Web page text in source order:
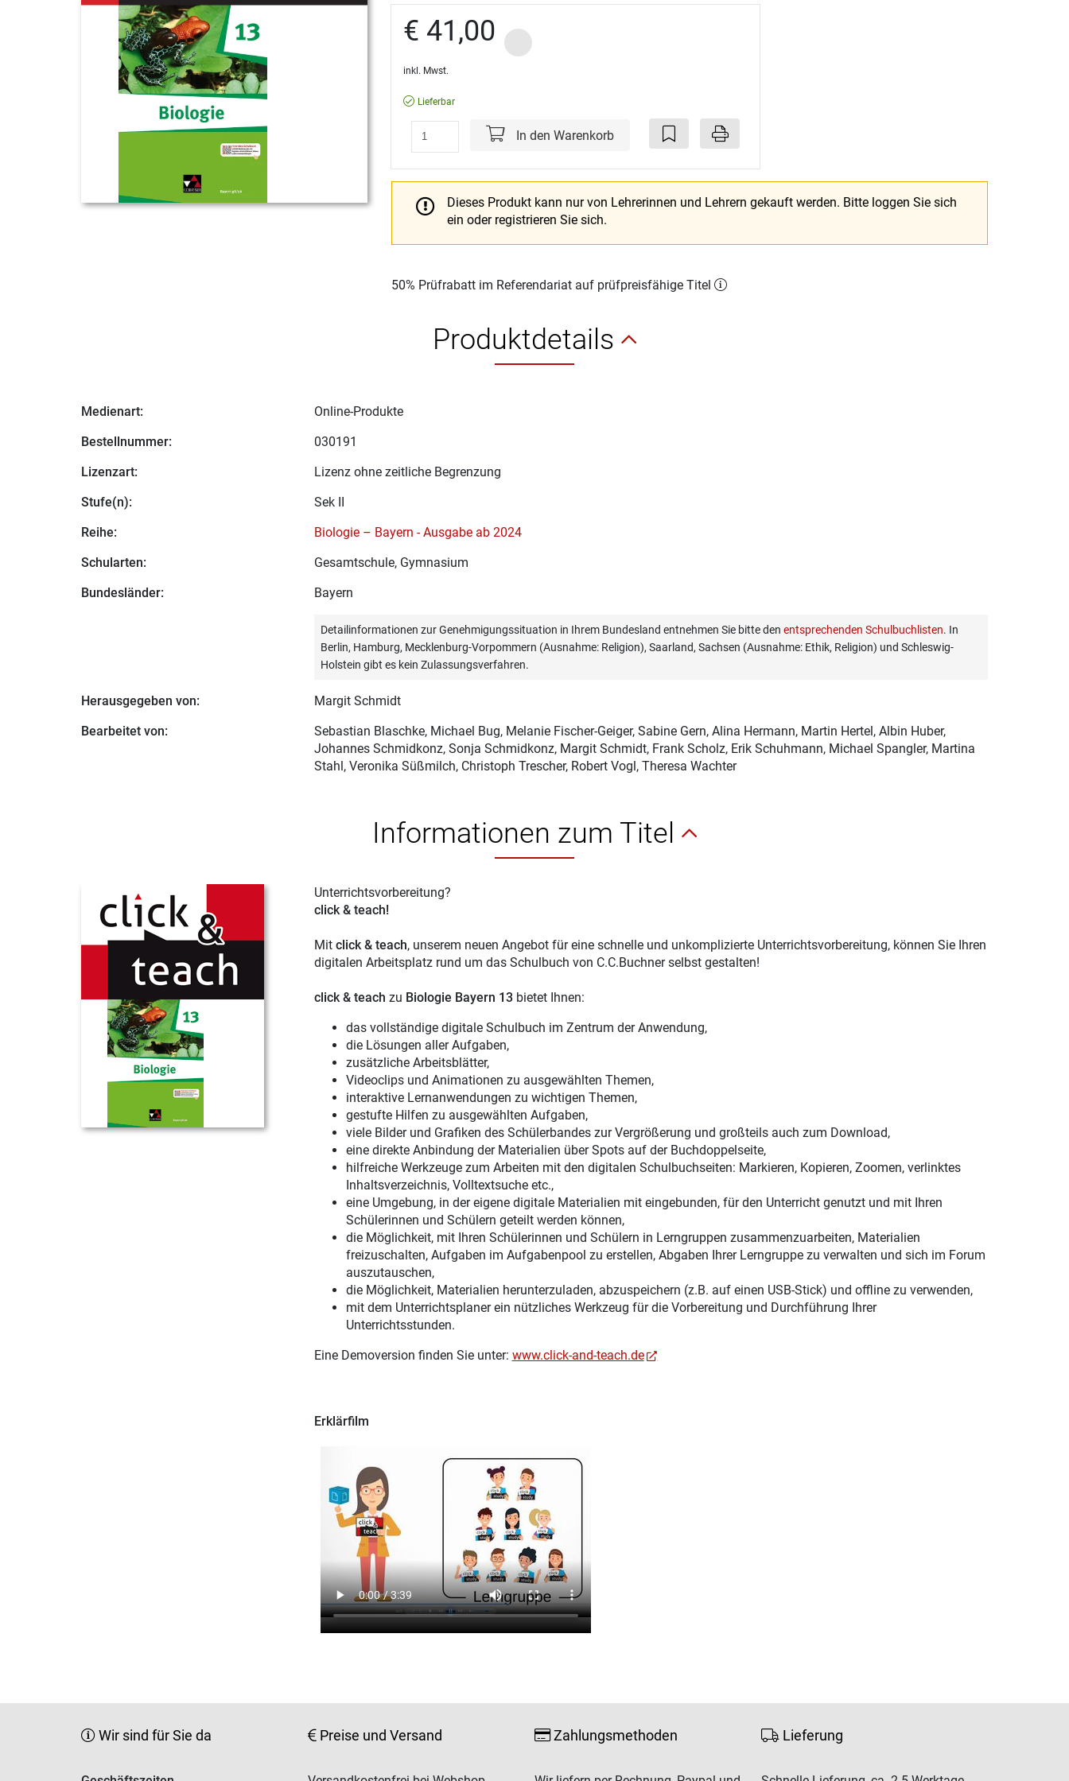
€ 41,00
inkl. Mwst.
Lieferbar
In den Warenkorb
Dieses Produkt kann nur von Lehrerinnen und Lehrern gekauft werden. Bitte loggen Sie sich
ein oder registrieren Sie sich.
50% Prüfrabatt im Referendariat auf prüfpreisfähige Titel
Produktdetails
Medienart:
Online-Produkte
Bestellnummer:
030191
Lizenzart:
Lizenz ohne zeitliche Begrenzung
Stufe(n):
Sek II
Reihe:
Biologie – Bayern - Ausgabe ab 2024
Schularten:
Gesamtschule, Gymnasium
Bundesländer:
Bayern
Detailinformationen zur Genehmigungssituation in Ihrem Bundesland entnehmen Sie bitte den entsprechenden Schulbuchlisten. In
Berlin, Hamburg, Mecklenburg-Vorpommern (Ausnahme: Religion), Saarland, Sachsen (Ausnahme: Ethik, Religion) und Schleswig-
Holstein gibt es kein Zulassungsverfahren.
Herausgegeben von:
Margit Schmidt
Bearbeitet von:
Sebastian Blaschke, Michael Bug, Melanie Fischer-Geiger, Sabine Gern, Alina Hermann, Martin Hertel, Albin Huber,
Johannes Schmidkonz, Sonja Schmidkonz, Margit Schmidt, Frank Scholz, Erik Schuhmann, Michael Spangler, Martina
Stahl, Veronika Süßmilch, Christoph Trescher, Robert Vogl, Theresa Wachter
Informationen zum Titel
Unterrichtsvorbereitung?
click & teach!
Mit click & teach, unserem neuen Angebot für eine schnelle und unkomplizierte Unterrichtsvorbereitung, können Sie Ihren
digitalen Arbeitsplatz rund um das Schulbuch von C.C.Buchner selbst gestalten!
click & teach zu Biologie Bayern 13bietet Ihnen:
das vollständige digitale Schulbuch im Zentrum der Anwendung,
die Lösungen aller Aufgaben,
zusätzliche Arbeitsblätter,
Videoclips und Animationen zu ausgewählten Themen,
interaktive Lernanwendungen zu wichtigen Themen,
gestufte Hilfen zu ausgewählten Aufgaben,
viele Bilder und Grafiken des Schülerbandes zur Vergrößerung und großteils auch zum Download,
eine direkte Anbindung der Materialien über Spots auf der Buchdoppelseite,
hilfreiche Werkzeuge zum Arbeiten mit den digitalen Schulbuchseiten: Markieren, Kopieren, Zoomen, verlinktes
Inhaltsverzeichnis, Volltextsuche etc.,
eine Umgebung, in der eigene digitale Materialien mit eingebunden, für den Unterricht genutzt und mit Ihren
Schülerinnen und Schülern geteilt werden können,
die Möglichkeit, mit Ihren Schülerinnen und Schülern in Lerngruppen zusammenzuarbeiten, Materialien
freizuschalten, Aufgaben im Aufgabenpool zu erstellen, Abgaben Ihrer Lerngruppe zu verwalten und sich im Forum
auszutauschen,
die Möglichkeit, Materialien herunterzuladen, abzuspeichern (z.B. auf einen USB-Stick) und offline zu verwenden,
mit dem Unterrichtsplaner ein nützliches Werkzeug für die Vorbereitung und Durchführung Ihrer
Unterrichtsstunden.
Eine Demoversion finden Sie unter: www.click-and-teach.de
Erklärfilm
Wir sind für Sie da Preise und Versand Zahlungsmethoden Lieferung